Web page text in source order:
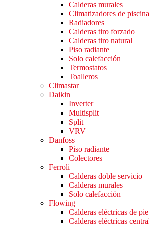
Calderas murales
Climatizadores de piscina
Radiadores
Calderas tiro forzado
Calderas tiro natural
Piso radiante
Solo calefacción
Termostatos
Toalleros
Climastar
Daikin
Inverter
Multisplit
Split
VRV
Danfoss
Piso radiante
Colectores
Ferroli
Calderas doble servicio
Calderas murales
Solo calefacción
Flowing
Calderas eléctricas de pie
Calderas eléctricas